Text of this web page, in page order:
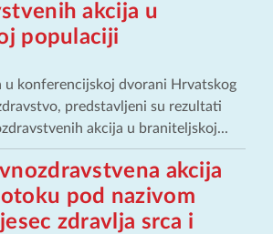
akcija u
populaciji
u konferencijskoj dvorani Hrvatskog
predstavljeni su rezultati
akcija u braniteljskoj...
akcija
pod nazivom
zdravlja srca i